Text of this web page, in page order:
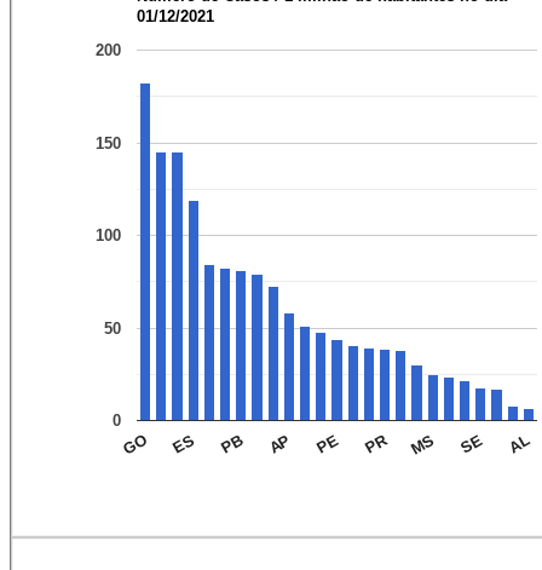
01/12/2021
GO ES PB AP PE PR MS SE AL
0
50
100
150
200